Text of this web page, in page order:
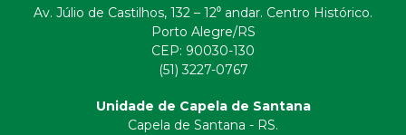
Av. Júlio de Castilhos, 132 – 12⁰ andar. Centro Histórico.
Porto Alegre/RS
CEP: 90030-130
(51) 3227-0767
Unidade de Capela de Santana
Capela de Santana - RS.